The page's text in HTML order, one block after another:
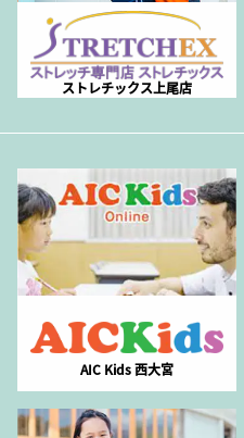
ストレチックス上尾店
AIC Kids 西大宮